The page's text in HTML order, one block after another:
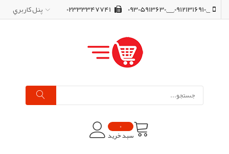
_,09121316910,__,09305913630 پنل کاربري
0
سبد خرید